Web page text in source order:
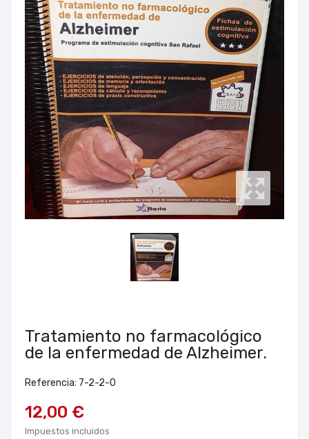
Tratamiento no farmacológico
de la enfermedad de Alzheimer.
Referencia: 7-2-2-0
12,00 €
Impuestos incluidos